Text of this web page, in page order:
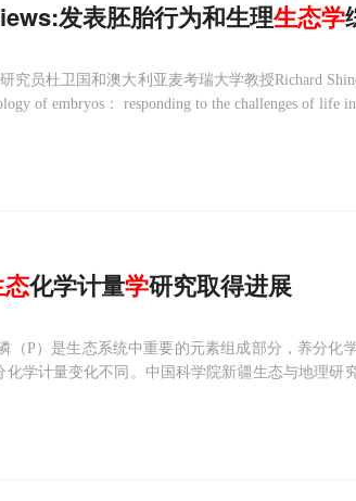
发表胚胎行为和生理生态学
究员杜卫国和澳大利亚麦考瑞大学教授Richard
of embryos： responding to the challenges of life
化学计量学研究取得进展
（P）是生态系统中重要的元素组成部分，养分化
学计量变化不同。中国科学院新疆生态与地理研